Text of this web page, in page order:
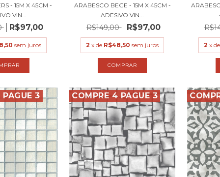
- 15M X 45CM -
VIN...
R$97,00
sem juros
ARABESCO BEGE - 15M X 45CM -
ADESIVO VIN...
R$149,00 R$97,00
2 x de R$48,50 sem juros 2 x de
PAGUE 3 COMPRE 4 PAGUE 3